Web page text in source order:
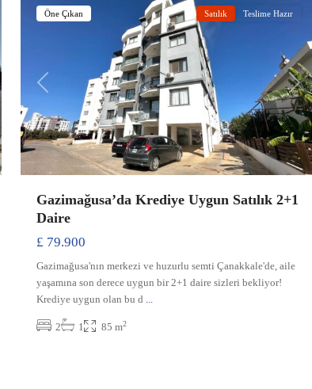
Previous
Öne Çıkan Satılık Teslime Hazır
Gazimağusa’da Krediye Uygun Satılık 2+1
Daire
£ 79.900
Gazimağusa'nın merkezi ve huzurlu semti Çanakkale'de, aile
yaşamına son derece uygun bir 2+1 daire sizleri bekliyor!
Krediye uygun olan bu d
2 1 85 m2